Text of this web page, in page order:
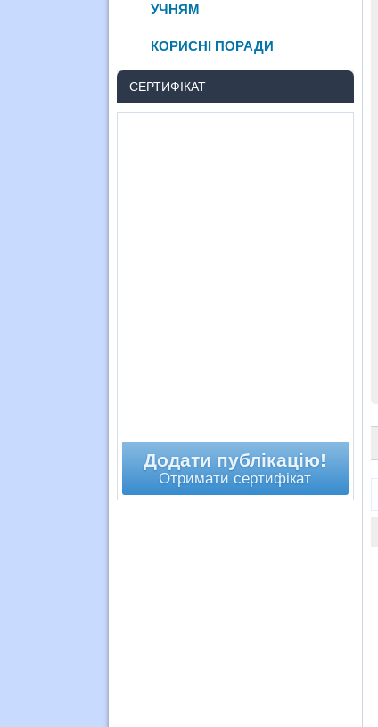
УЧНЯМ
КОРИСНІ ПОРАДИ
СЕРТИФІКАТ
Додати публікацію!
Отримати сертифікат